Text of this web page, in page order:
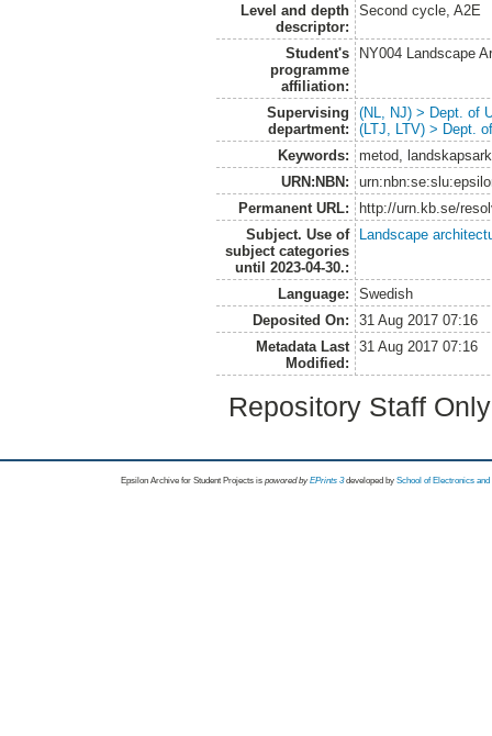
Level and depth
descriptor:
Second cycle, A2E
Student's
programme
affiliation:
NY004 Landscape
Supervising
department:
(NL, NJ) > Dept. of
(LTJ, LTV) > Dept.
Keywords:
metod,
URN:NBN:
Permanent URL:
http://urn.kb.se/
Subject. Use of
subject categories
until 2023-04-30.:
Landscape
Language:
Swedish
Deposited On:
31 Aug 2017 07:16
Metadata Last
Modified:
31 Aug 2017 07:16
Repository Staff
Epsilon Archive for Student Projects is powored byEPrints 3 developed by School of Electronics